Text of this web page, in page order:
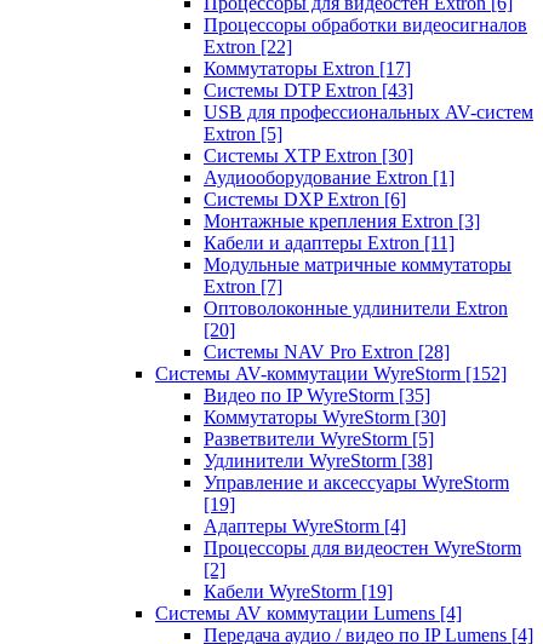
Процессоры обработки видеосигналов
Extron [22]
Коммутаторы Extron [17]
Системы DTP Extron [43]
USB для профессиональных AV-систем
Extron [5]
Системы XTP Extron [30]
Аудиооборудование Extron [1]
Системы DXP Extron [6]
Монтажные крепления Extron [3]
Кабели и адаптеры Extron [11]
Модульные матричные коммутаторы
Extron [7]
Оптоволоконные удлинители Extron
[20]
Системы NAV Pro Extron [28]
Системы AV-коммутации WyreStorm [152]
Видео по IP WyreStorm [35]
Коммутаторы WyreStorm [30]
Разветвители WyreStorm [5]
Удлинители WyreStorm [38]
Управление и аксессуары WyreStorm
[19]
Адаптеры WyreStorm [4]
Процессоры для видеостен WyreStorm
[2]
Кабели WyreStorm [19]
Системы AV коммутации Lumens [4]
Передача аудио / видео по IP Lumens [4]